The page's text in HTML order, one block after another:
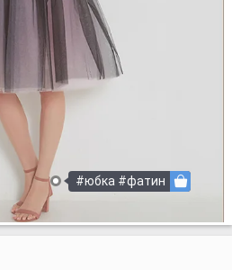
#юбка #фатин